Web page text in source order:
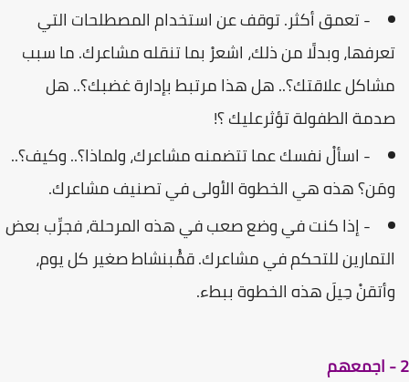
- تعمق أكثر. توقف عن استخدام المصطلحات التي
تعرفھا، وبدلًا من ذلك، اشعرْ بما تنقله مشاعرك. ما سبب
مشاكل علاقتك؟.. ھل ھذا مرتبط بإدارة غضبك؟.. ھل
صدمة الطفولة تؤثرعلیك ؟!
- اسألْ نفسك عما تتضمنه مشاعرك، ولماذا؟.. وكیف؟..
ومَن؟ ھذه ھي الخطوة الأولى في تصنیف مشاعرك.
- إذا كنت في وضع صعب في ھذه المرحلة، فجرِّب بعض
التمارین للتحكم في مشاعرك. قمُْبنشاط صغیر كل یوم،
وأتقنْ حِیلَ ھذه الخطوة ببطء.
2 - اجمعهم